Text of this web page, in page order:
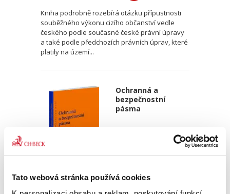
Tato webová stránka používá cookies
Kniha podrobně rozebírá otázku přípustnosti
souběžného výkonu cizího občanství vedle
českého podle současné české právní úpravy
a také podle předchozích právních úprav, které
platily na území...
Ochranná a
bezpečnostní
pásma
Jakub Handrlica